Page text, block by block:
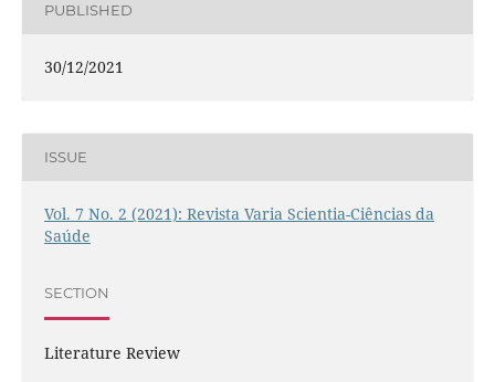
PUBLISHED
30/12/2021
ISSUE
Vol. 7 No. 2 (2021): Revista Varia Scientia-Ciências da
Saúde
SECTION
Literature Review